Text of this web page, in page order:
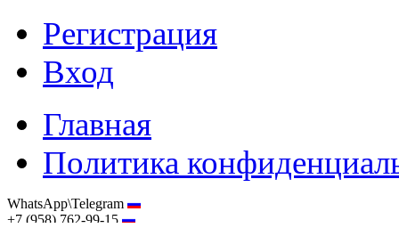
Регистрация
Вход
Главная
Политика
WhatsApp\Telegram
+7 (958) 762-99-15